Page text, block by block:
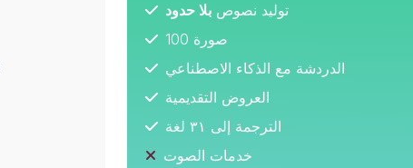
توليد نصوص بلا حدود
100 صورة
الدردشة مع الذكاء الاصطناعي
العروض التقديمية
الترجمة إلى ٣١ لغة
خدمات الصوت